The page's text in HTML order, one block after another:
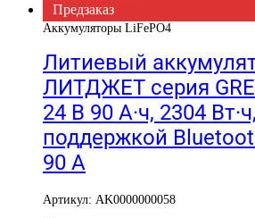
Предзаказ
Аккумуляторы LiFePO4
Литиевый
ЛИТДЖЕТ серия
24 В 90 А·ч, 2304
поддержкой
90 А
Артикул: AK0000000058